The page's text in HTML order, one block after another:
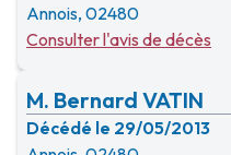
Annois, 02480
Consulter l'avis de décès
M. Bernard VATIN
Décédé le 29/05/2013